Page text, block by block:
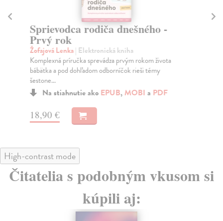
Sprievodca rodiča dnešného -
Prvý rok
Žofajová Lenka| Elektronická kniha
Komplexná príručka sprevádza prvým rokom života
bábätka a pod dohľadom odborníčok rieši témy
šestone...
Na stiahnutie ako EPUB,MOBI a PDF
18,90 €
High-contrast mode
Čitatelia s podobným vkusom si
kúpili aj: